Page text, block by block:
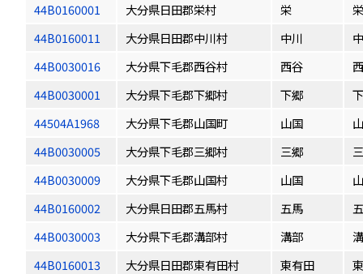
44B0160001
大分県日田郡栄村 栄
栄
44B0160011
大分県日田郡中川村 中川
44B0030016
大分県下毛郡西谷村 西谷
44B0030001
大分県下毛郡下郷村 下郷
44504A1968
大分県下毛郡山国町 山国
44B0030005
大分県下毛郡三郷村 三郷
44B0030009
大分県下毛郡山国村 山国
44B0160002
大分県日田郡五馬村 五馬
44B0030003
大分県下毛郡溝部村 溝部
44B0160013
大分県日田郡東有田村 東有田